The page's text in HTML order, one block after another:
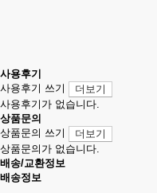
사용후기
사용후기 쓰기
더보기
사용후기가 없습니다.
상품문의
상품문의 쓰기
더보기
상품문의가 없습니다.
배송/교환정보
배송정보